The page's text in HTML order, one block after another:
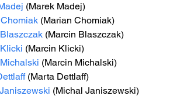
(Marek Madej)
(Marian Chomiak)
(Marcin Blaszczak)
(Marcin Klicki)
(Marcin Michalski)
(Marta Dettlaff)
(Michal Janiszewski)